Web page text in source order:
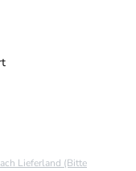
Lieferland (Bitte